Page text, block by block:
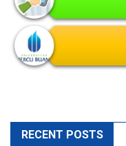
RECENT POSTS